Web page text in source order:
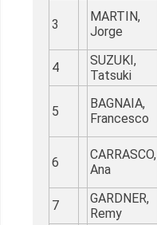
3
MARTIN,
Jorge
4
SUZUKI,
Tatsuki
5
BAGNAIA,
Francesco
6
CARRASCO,
Ana
7
GARDNER,
Remy